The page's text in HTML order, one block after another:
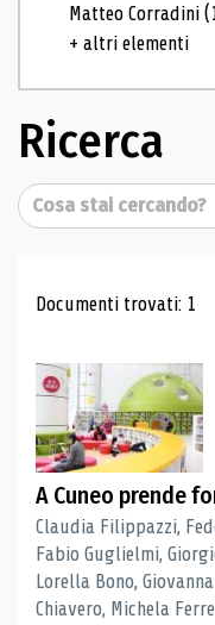
Matteo Corradini
+ altri elementi
Ricerca
Cerca
Risultati
Documenti trovati: 1
A Cuneo prende
Claudia Filippazzi,
Fabio Guglielmi,
Lorella Bono,
Chiavero, Michela